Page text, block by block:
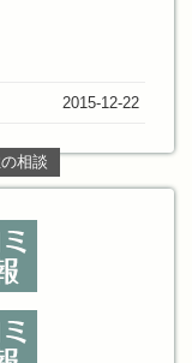
2015-12-22
相談